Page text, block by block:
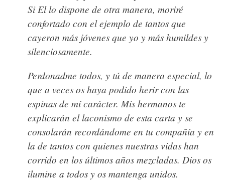
Si El lo dispone de otra manera, moriré
confortado con el ejemplo de tantos que
cayeron más jóvenes que yo y más humildes y
silenciosamente.
Perdonadme todos, y tú de manera especial, lo
que a veces os haya podido herir con las
espinas de mí carácter. Mis hermanos te
explicarán el laconismo de esta carta y se
consolarán recordándome en tu compañía y en
la de tantos con quienes nuestras vidas han
corrido en los últimos años mezcladas. Dios os
ilumine a todos y os mantenga unidos.